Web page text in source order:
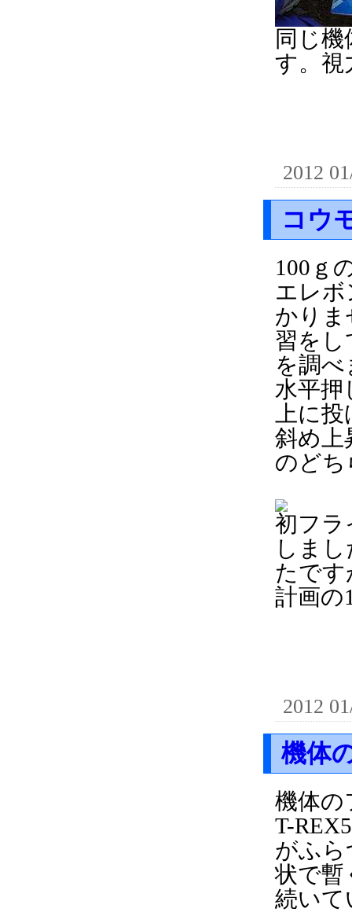
同じ
す。視
2012
コウ
100ｇ
エレ
かり
習をし
を調
水平押
上に
斜め上
のどち
初フラ
しま
たで
計画の
2012
機体
機体の
T-
がふら
状で暫
続いて